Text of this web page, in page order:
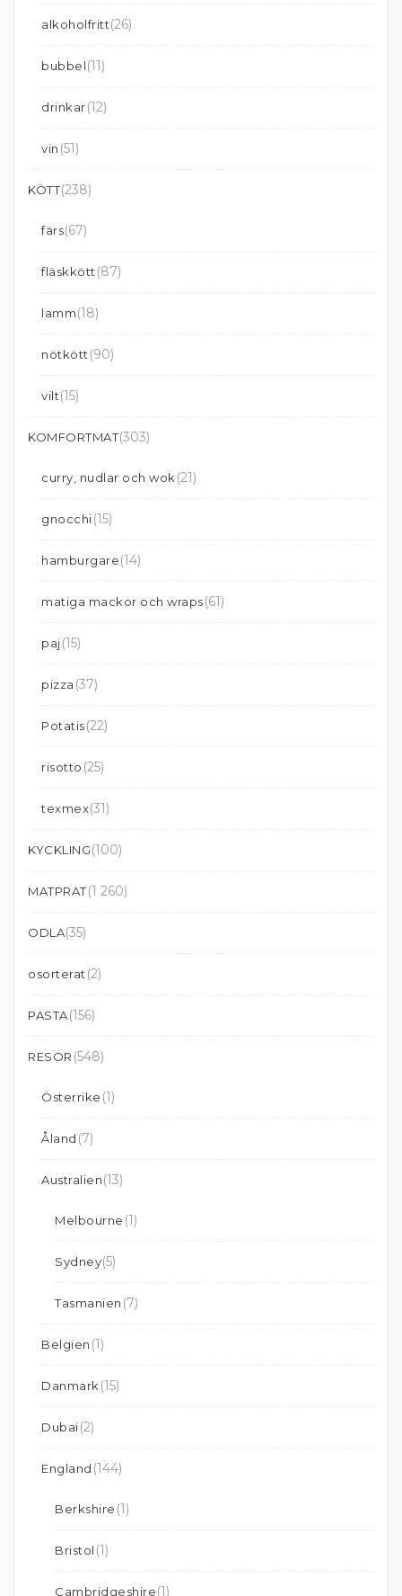
alkoholfritt(26)
bubbel(11)
drinkar(12)
vin (51)
KÖTT(238)
färs(67)
fläskkött (87)
lamm(18)
nötkött (90)
vilt(15)
KOMFORTMAT(303)
curry, nudlar och wok (21)
gnocchi(15)
hamburgare(14)
matiga mackor och wraps(61)
paj(15)
pizza (37)
Potatis(22)
risotto (25)
texmex(31)
KYCKLING(100)
MATPRAT(1 260)
ODLA(35)
osorterat (2)
PASTA(156)
RESOR (548)
Österrike (1)
Åland (7)
Australien(13)
Melbourne (1)
Sydney(5)
Tasmanien (7)
Belgien (1)
Danmark (15)
Dubai(2)
England (144)
Berkshire (1)
Bristol (1)
Cambridgeshire(1)